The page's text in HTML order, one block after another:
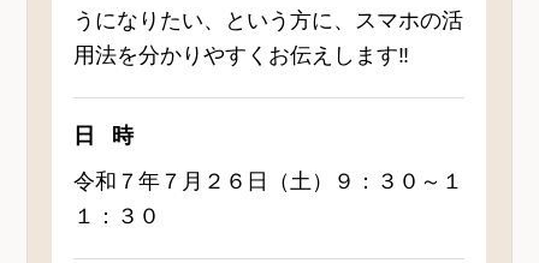
うになりたい、という方に、スマホの活
用法を分かりやすくお伝えします‼
日時
令和７年７月２６日（土）９：３０～１
１：３０